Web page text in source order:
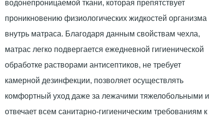
водонепроницаемой ткани, которая препятствует
проникновению физиологических жидкостей организма
внутрь матраса. Благодаря данным свойствам чехла,
матрас легко подвергается ежедневной гигиенической
обработке растворами антисептиков, не требует
камерной дезинфекции, позволяет осуществлять
комфортный уход даже за лежачими тяжелобольными и
отвечает всем санитарно-гигиеническим требованиям к